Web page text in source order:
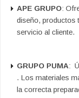
APE GRUPO:
diseño, productos
servicio al cliente.
GRUPO PUMA:
. Los materiales
la correcta